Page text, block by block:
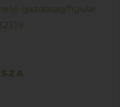
gazdasag/figula-